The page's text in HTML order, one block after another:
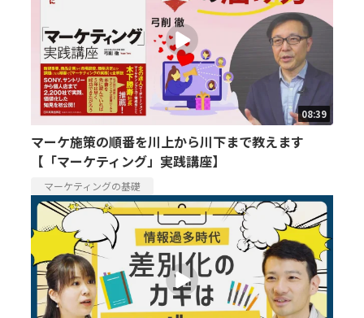
08:39
マーケ施策の順番を川上から川下まで教えます
【「マーケティング」実践講座】
マーケティングの基礎